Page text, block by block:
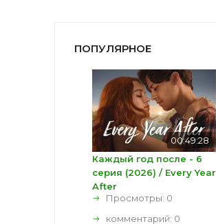
ПОПУЛЯРНОЕ
00:49:28
Каждый год после - 6
серия (2026) / Every Year
After
Просмотры: 0
комментарий: 0